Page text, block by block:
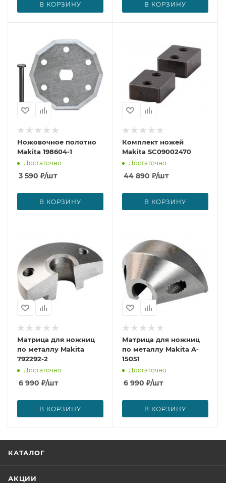
В КОРЗИНУ В КОРЗИНУ
Ножовочное полотно
Makita 198604-1
Достаточно
3 590 ₽/шт
В КОРЗИНУ
Комплект ножей
Makita SC09002470
Достаточно
44 890 ₽/шт
В КОРЗИНУ
Матрица для ножниц
по металлу Makita
792292-2
Достаточно
6 990 ₽/шт
В КОРЗИНУ
Матрица для ножниц
по металлу Makita A-
15051
Достаточно
6 990 ₽/шт
В КОРЗИНУ
КАТАЛОГ
АКЦИИ